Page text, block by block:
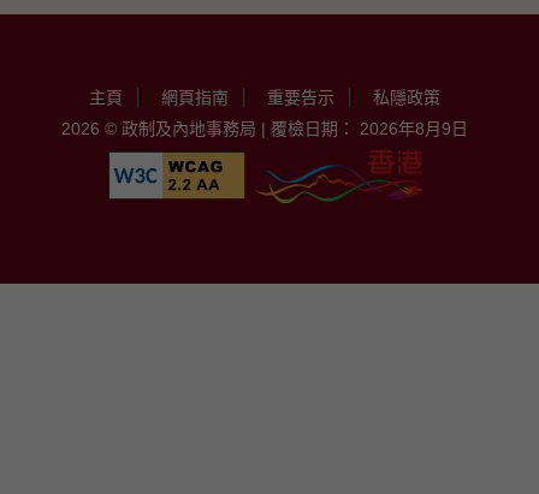
主頁 網頁指南 重要告示
私隱政策
2026 © 政制及內地事務局 | 覆檢日期： 2026年8月9日